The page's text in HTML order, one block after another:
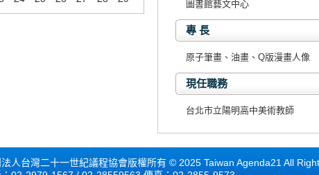
圖書館藝文中心
專 長
原子筆畫、油畫、Q版漫畫人像
現任職務
台北市立陽明高中美術教師
人台灣二十一世紀議程協會版權所有 © 2025 Taiwan Agenda21 All